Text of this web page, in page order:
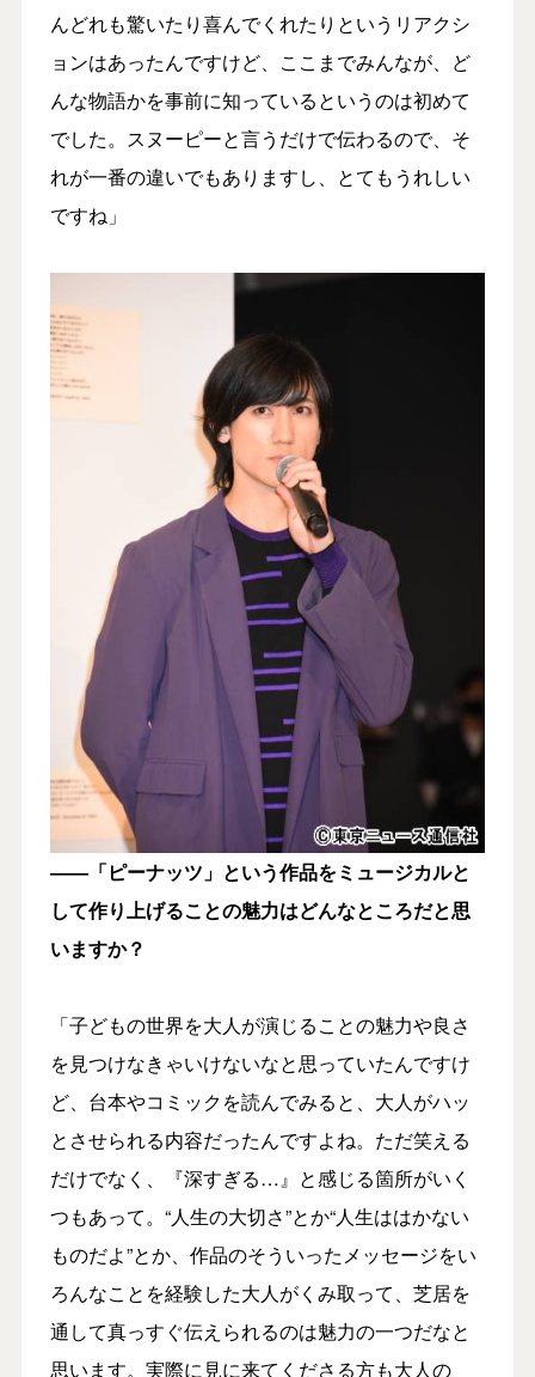
んどれも驚いたり喜んでくれたりというリアクシ
ョンはあったんですけど、ここまでみんなが、ど
んな物語かを事前に知っているというのは初めて
でした。スヌーピーと言うだけで伝わるので、そ
れが一番の違いでもありますし、とてもうれしい
ですね」
――「ピーナッツ」という作品をミュージカルと
して作り上げることの魅力はどんなところだと思
いますか？
「子どもの世界を大人が演じることの魅力や良さ
を見つけなきゃいけないなと思っていたんですけ
ど、台本やコミックを読んでみると、大人がハッ
とさせられる内容だったんですよね。ただ笑える
だけでなく、『深すぎる…』と感じる箇所がいく
つもあって。“人生の大切さ”とか“人生ははかない
ものだよ”とか、作品のそういったメッセージをい
ろんなことを経験した大人がくみ取って、芝居を
通して真っすぐ伝えられるのは魅力の一つだなと
思います。実際に見に来てくださる方も大人の